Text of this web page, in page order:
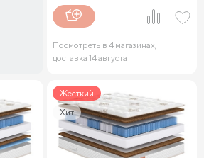
Посмотреть в 4 магазинах,
доставка 14 августа
Жесткий
Хит